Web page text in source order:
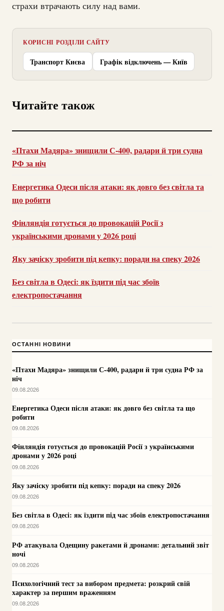
страхи втрачають силу над вами.
КОРИСНІ РОЗДІЛИ САЙТУ
Транспорт Києва Графік відключень — Київ
Читайте також
«Птахи Мадяра» знищили С-400, радари й три судна
РФ за ніч
Енергетика Одеси після атаки: як довго без світла та
що робити
Фінляндія готується до провокацій Росії з
українськими дронами у 2026 році
Яку зачіску зробити під кепку: поради на спеку 2026
Без світла в Одесі: як їздити під час збоїв
електропостачання
ОСТАННІ НОВИНИ
«Птахи Мадяра» знищили С-400, радари й три судна РФ за
ніч
09.08.2026
Енергетика Одеси після атаки: як довго без світла та що
робити
09.08.2026
Фінляндія готується до провокацій Росії з українськими
дронами у 2026 році
09.08.2026
Яку зачіску зробити під кепку: поради на спеку 2026
09.08.2026
Без світла в Одесі: як їздити під час збоїв електропостачання
09.08.2026
РФ атакувала Одещину ракетами й дронами: детальний звіт
ночі
09.08.2026
Психологічний тест за вибором предмета: розкрий свій
характер за першим враженням
09.08.2026